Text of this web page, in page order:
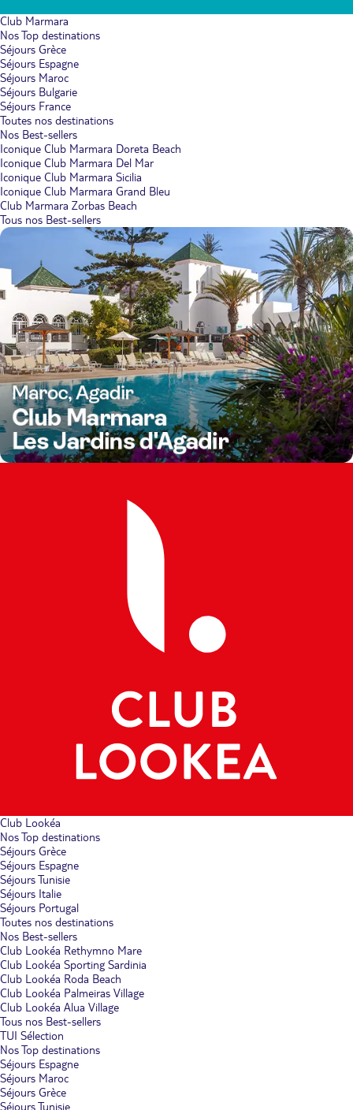
Club Marmara
Nos Top destinations
Séjours Grèce
Séjours Espagne
Séjours Maroc
Séjours Bulgarie
Séjours France
Toutes nos destinations
Nos Best-sellers
Iconique Club Marmara Doreta Beach
Iconique Club Marmara Del Mar
Iconique Club Marmara Sicilia
Iconique Club Marmara Grand Bleu
Club Marmara Zorbas Beach
Tous nos Best-sellers
Club Lookéa
Nos Top destinations
Séjours Grèce
Séjours Espagne
Séjours Tunisie
Séjours Italie
Séjours Portugal
Toutes nos destinations
Nos Best-sellers
Club Lookéa Rethymno Mare
Club Lookéa Sporting Sardinia
Club Lookéa Roda Beach
Club Lookéa Palmeiras Village
Club Lookéa Alua Village
Tous nos Best-sellers
TUI Sélection
Nos Top destinations
Séjours Espagne
Séjours Maroc
Séjours Grèce
Séjours Tunisie